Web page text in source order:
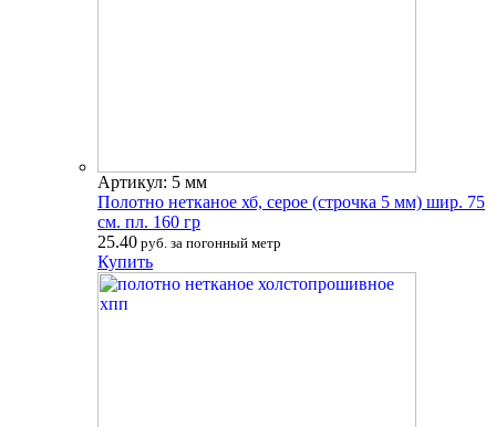
Артикул: 5 мм
Полотно нетканое хб, серое (строчка 5 мм) шир. 75
см. пл. 160 гр
25.40 руб. за погонный метр
Купить